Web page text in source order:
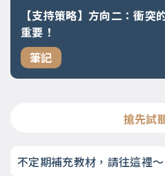
【支持策略】方向二：衝突
重要！
筆記
搶先試
不定期補充教材，請往這裡～